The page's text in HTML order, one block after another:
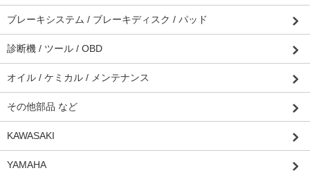
ブレーキシステム / ブレーキディスク / パッド
診断機 / ツール / OBD
オイル / ケミカル / メンテナンス
その他部品 など
KAWASAKI
YAMAHA